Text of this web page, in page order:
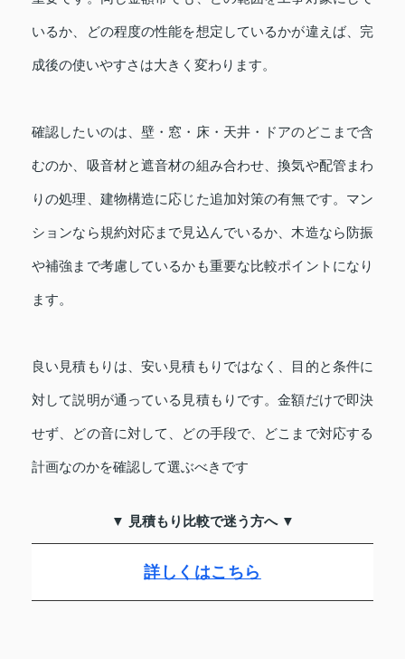
いるか、どの程度の性能を想定しているかが違えば、完
成後の使いやすさは大きく変わります。
確認したいのは、壁・窓・床・天井・ドアのどこまで含
むのか、吸音材と遮音材の組み合わせ、換気や配管まわ
りの処理、建物構造に応じた追加対策の有無です。マン
ションなら規約対応まで見込んでいるか、木造なら防振
や補強まで考慮しているかも重要な比較ポイントになり
ます。
良い見積もりは、安い見積もりではなく、目的と条件に
対して説明が通っている見積もりです。金額だけで即決
せず、どの音に対して、どの手段で、どこまで対応する
計画なのかを確認して選ぶべきです
▼ 見積もり比較で迷う方へ ▼
詳しくはこちら